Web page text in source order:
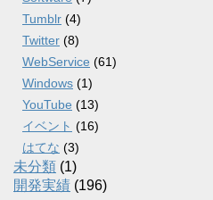
Tumblr (4)
Twitter (8)
WebService (61)
Windows (1)
YouTube (13)
イベント (16)
はてな (3)
未分類 (1)
開発実績 (196)